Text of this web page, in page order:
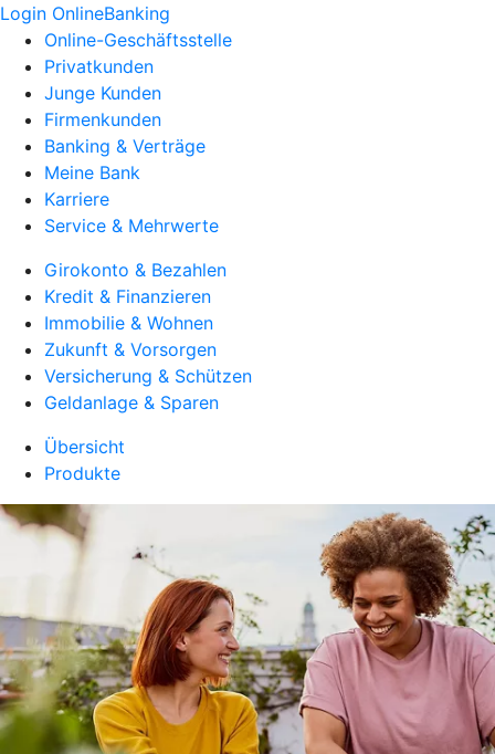
Login OnlineBanking
Online-Geschäftsstelle
Privatkunden
Junge Kunden
Firmenkunden
Banking & Verträge
Meine Bank
Karriere
Service & Mehrwerte
Girokonto & Bezahlen
Kredit & Finanzieren
Immobilie & Wohnen
Zukunft & Vorsorgen
Versicherung & Schützen
Geldanlage & Sparen
Übersicht
Produkte